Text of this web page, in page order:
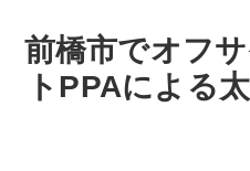
前橋市でオフ
トPPAによる